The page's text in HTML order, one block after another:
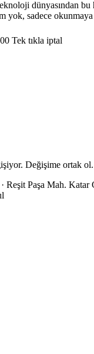
dünyasından bu
yok, sadece
Tek tıkla iptal
Değişime ortak ol.
Reşit Paşa Mah. Katar